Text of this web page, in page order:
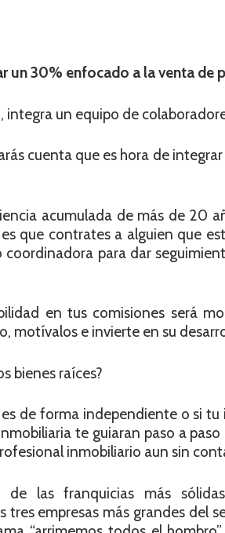
un 30% enfocado a la venta de
un equipo de
cuenta que es hora de
acumulada de más de 20
que contrates a alguien que
para dar
en tus comisiones será
motívalos e invierte en su
bienes raíces?
de forma independiente o si
te guiaran paso a paso
inmobiliario aun sin
de las franquicias más
tres empresas más grandes del